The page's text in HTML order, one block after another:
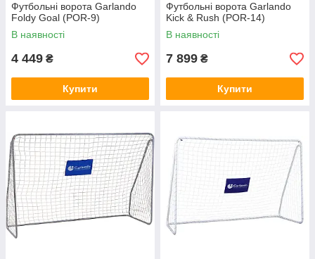
Футбольні ворота Garlando
Foldy Goal (POR-9)
В наявності
4 449 ₴
Купити
Футбольні ворота Garlando
Kick & Rush (POR-14)
В наявності
7 899 ₴
Купити